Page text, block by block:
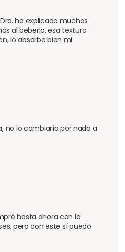
ha explicado muchas
al beberlo, esa textura
lo absorbe bien mi
no lo cambiaría por nada a
hasta ahora con la
pero con este sí puedo